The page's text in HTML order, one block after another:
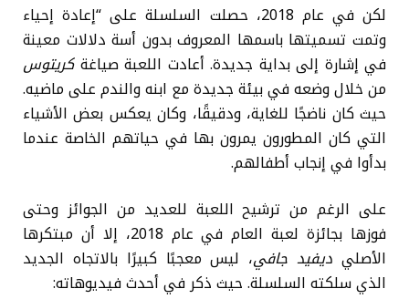
لكن في عام 2018، حصلت السلسلة على “إعادة إحياء
وتمت تسميتها باسمها المعروف بدون أسة دلالات معينة
في إشارة إلى بداية جديدة. أعادت اللعبة صياغةكريتوس
من خلال وضعه في بيئة جديدة مع ابنه والندم على ماضيه.
حيث كان ناضجًا للغاية، ودقيقًا، وكان يعكس بعض الأشياء
التي كان المطورون يمرون بها في حياتهم الخاصة عندما
بدأوا في إنجاب أطفالهم.
على الرغم من ترشيح اللعبة للعديد من الجوائز وحتى
فوزها بجائزة لعبة العام في عام 2018، إلا أن مبتكرها
الأصلي ديفيد جافي، ليس معجبًا كبيرًا بالاتجاه الجديد
الذي سلكته السلسلة. حيث ذكر في أحدث فيديوهاته: